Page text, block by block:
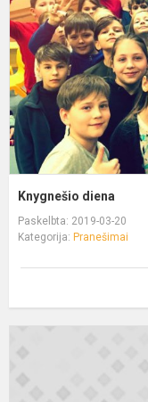
Knygnešio diena
Paskelbta: 2019-03-20
Kategorija: Pranešimai